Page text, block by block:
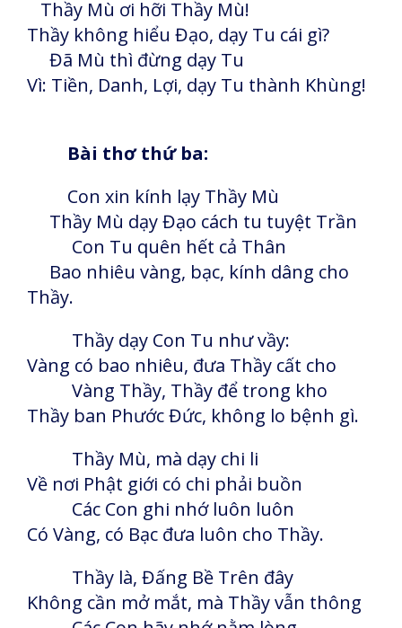
Thầy Mù ơi hỡi Thầy Mù!
Thầy không hiểu Đạo, dạy Tu cái gì?
Đã Mù thì đừng dạy Tu
Vì: Tiền, Danh, Lợi, dạy Tu thành Khùng!
Bài thơ thứ ba:
Con xin kính lạy Thầy Mù
Thầy Mù dạy Đạo cách tu tuyệt Trần
Con Tu quên hết cả Thân
Bao nhiêu vàng, bạc, kính dâng cho
Thầy.
Thầy dạy Con Tu như vầy:
Vàng có bao nhiêu, đưa Thầy cất cho
Vàng Thầy, Thầy để trong kho
Thầy ban Phước Đức, không lo bệnh gì.
Thầy Mù, mà dạy chi li
Về nơi Phật giới có chi phải buồn
Các Con ghi nhớ luôn luôn
Có Vàng, có Bạc đưa luôn cho Thầy.
Thầy là, Đấng Bề Trên đây
Không cần mở mắt, mà Thầy vẫn thông